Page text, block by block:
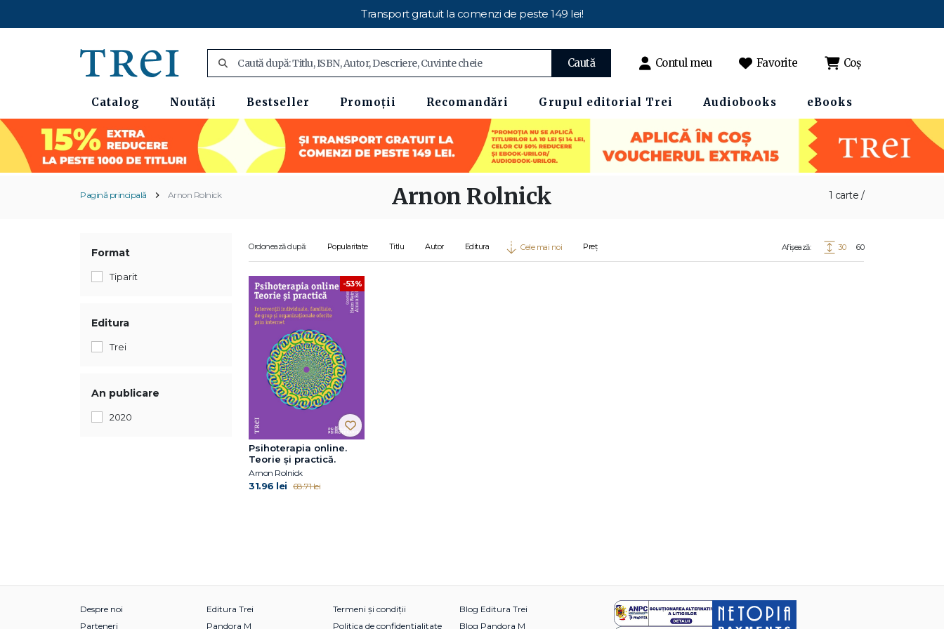
Transport gratuit la comenzi de peste 149 lei!
Caută Contul meu Favorite Coș
Catalog Noutăți Bestseller Promoții Recomandări Grupul editorial Trei Audiobooks eBooks
Pagină principală Arnon Rolnick 1 carte /
Arnon Rolnick
Format
Tiparit
Editura
Trei
An publicare
2020
Ordonează după: Popularitate Titlu Autor Editura Cele mai noi Preț Afișează: 30 60
-53%
Psihoterapia online.
Teorie și practică.
Arnon Rolnick
31.96 lei 68.71 lei
Despre noi
Parteneri
Editura Trei
Pandora M
Termeni și condiții
Politica de confidențialitate
Blog Editura Trei
Blog Pandora M